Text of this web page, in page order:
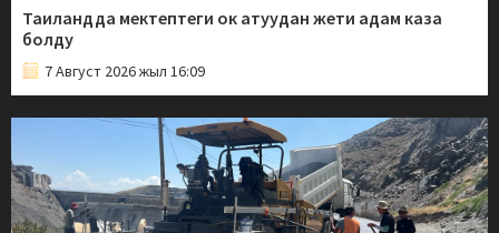
Таиландда мектептеги ок атуудан жети адам каза
болду
7 Август 2026 жыл 16:09